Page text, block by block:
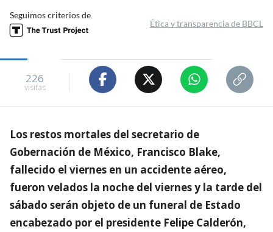
Seguimos criterios de
Ética y transparencia de BBCL
226
visitas
Los restos mortales del secretario de
Gobernación de México, Francisco Blake,
fallecido el viernes en un accidente aéreo,
fueron velados la noche del viernes y la tarde del
sábado serán objeto de un funeral de Estado
encabezado por el presidente Felipe Calderón,